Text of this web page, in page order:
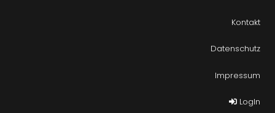
Kontakt
Datenschutz
Impressum
LogIn